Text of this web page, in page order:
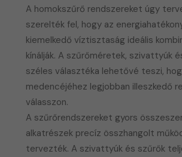
A homokszűrő rendszereket úgy
szerelték fel, hogy az
kiemelkedő víztisztaság ideális
kínálják. A szűrőméretek, szivattyúk
széles választéka lehetővé teszi,
medencéjéhez legjobban illeszkedő
válasszon.
A szűrőrendszereket gyors
alkatrészek precíz összhangolt
tervezték. A szivattyúk és szűrők